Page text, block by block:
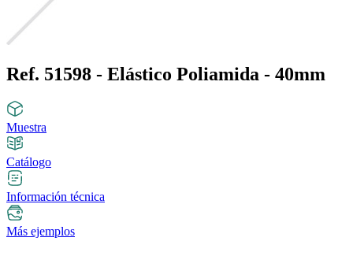
Ref. 51598 - Elástico Poliamida - 40mm
Muestra
Catálogo
Información técnica
Más ejemplos